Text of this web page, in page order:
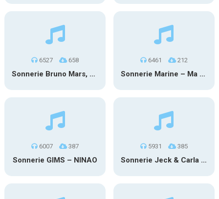
6527 658
Sonnerie Bruno Mars, Rosé – Apt.
6461 212
Sonnerie Marine – Ma faute
6007 387
Sonnerie GIMS – NINAO
5931 385
Sonnerie Jeck & Carla – M’envoler